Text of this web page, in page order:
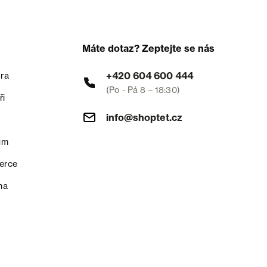
Máte dotaz? Zeptejte se nás
+420 604 600 444
(Po - Pá 8 – 18:30)
info@shoptet.cz